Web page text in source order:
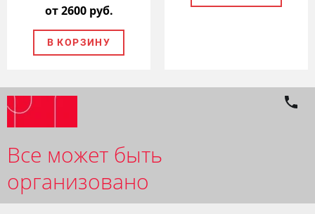
от 2600 руб.
В КОРЗИНУ
Все может быть
организовано